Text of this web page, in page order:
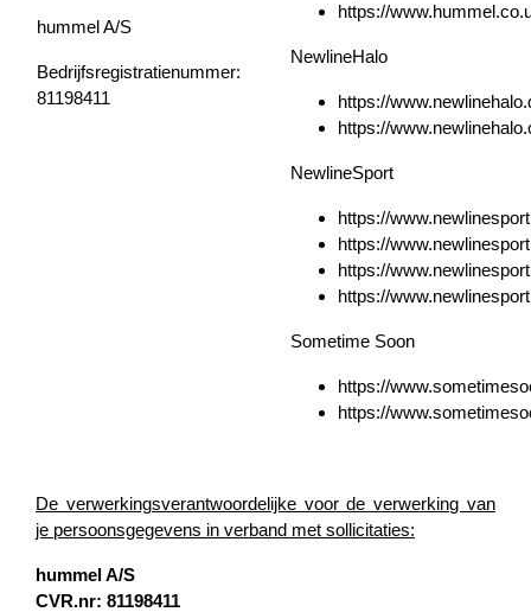
hummel A/S
Bedrijfsregistratienummer:
81198411
https://
NewlineHalo
https://
https://
NewlineSport
https://
https://
https://
https://
Sometime Soon
https://
https://
De verwerkingsverantwoordelijke voor de verwerking van
je persoonsgegevens in verband met sollicitaties:
hummel A/S
CVR.nr: 81198411